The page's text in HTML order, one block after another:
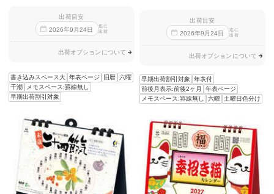
出荷目安
2026年9 月24日
迄に
出荷
出荷オプションについて
書き込みスペース大 年表ページ 旧暦 六曜
干潮
メモスペース:罫線無し
早期出荷割引対象
出荷目安
2026年9 月24日
迄に
出荷
出荷オプションについて
早期出荷割引対象
年表付
前後月表示:前後2ヶ月
年表ページ
メモスペース:罫線無し
六曜 土曜日色分け